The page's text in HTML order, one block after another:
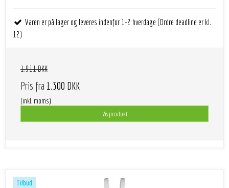
Varen er på lager og leveres indenfor 1-2 hverdage (Ordre deadline er kl.
12)
1.911 DKK
Pris fra 1.300 DKK
(inkl. moms)
Vis produkt
Tilbud